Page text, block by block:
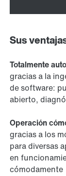
Sus
Totalmente
gracias a la
de software:
abierto,
Operación
gracias a los
para diversas
en
cómodamente